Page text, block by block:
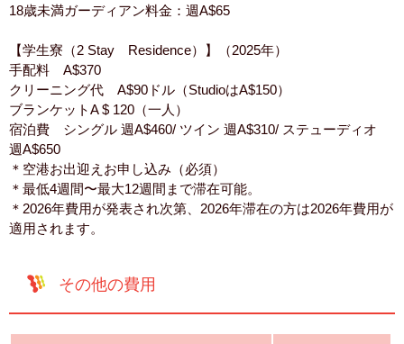
18歳未満ガーディアン料金：週A$65
【学生寮（2 Stay Residence）】（2025年）
手配料 A$370
クリーニング代 A$90ドル（StudioはA$150）
ブランケットA $ 120（一人）
宿泊費 シングル 週A$460/ ツイン 週A$310/ ステューディオ
週A$650
＊空港お出迎えお申し込み（必須）
＊最低4週間〜最大12週間まで滞在可能。
＊2026年費用が発表され次第、2026年滞在の方は2026年費用が
適用されます。
その他の費用